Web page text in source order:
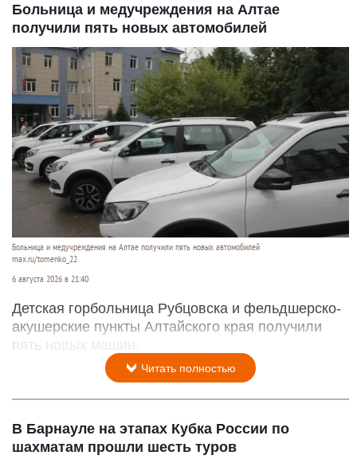
Больница и медучреждения на Алтае
получили пять новых автомобилей
Больница и медучреждения на Алтае получили пять новых автомобилей
max.ru/tomenko_22
6 августа 2026 в 21:40
Детская горбольница Рубцовска и фельдшерско-
акушерские пункты Алтайского края получили
пять новых машин.
Читать полностью
В Барнауле на этапах Кубка России по
шахматам прошли шесть туров